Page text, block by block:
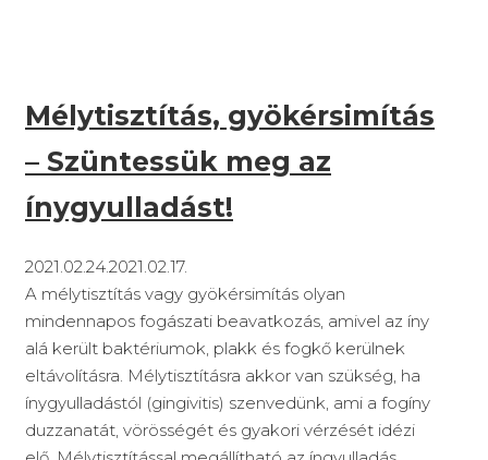
Mélytisztítás, gyökérsimítás
– Szüntessük meg az
ínygyulladást!
2021.02.24.2021.02.17.
A mélytisztítás vagy gyökérsimítás olyan
mindennapos fogászati beavatkozás, amivel az íny
alá került baktériumok, plakk és fogkő kerülnek
eltávolításra. Mélytisztításra akkor van szükség, ha
ínygyulladástól (gingivitis) szenvedünk, ami a fogíny
duzzanatát, vörösségét és gyakori vérzését idézi